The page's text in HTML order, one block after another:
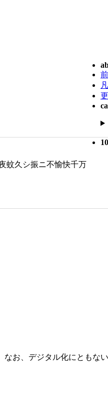
久シ振ニ不愉快千万
お、デジタル化にともな